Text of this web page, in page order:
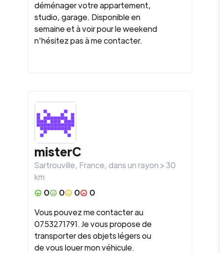
déménager votre appartement,
studio, garage. Disponible en
semaine et à voir pour le weekend
n'hésitez pas à me contacter.
misterC
Sartrouville, France, dans un rayon >30
km
0
0 0
0
Vous pouvez me contacter au
0753271791. Je vous propose de
transporter des objets légers ou
de vous louer mon véhicule.